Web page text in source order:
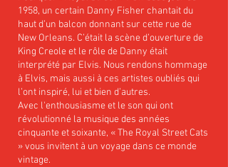
1958, un certain Danny Fisher chantait du
haut d’un balcon donnant sur cette rue de
New Orleans. C’était la scène d’ouverture de
King Creole et le rôle de Danny était
interprété par Elvis. Nous rendons hommage
à Elvis, mais aussi à ces artistes oubliés qui
l’ont inspiré, lui et bien d’autres.
Avec l'enthousiasme et le son qui ont
révolutionné la musique des années
cinquante et soixante, « The Royal Street Cats
» vous invitent à un voyage dans ce monde
vintage.